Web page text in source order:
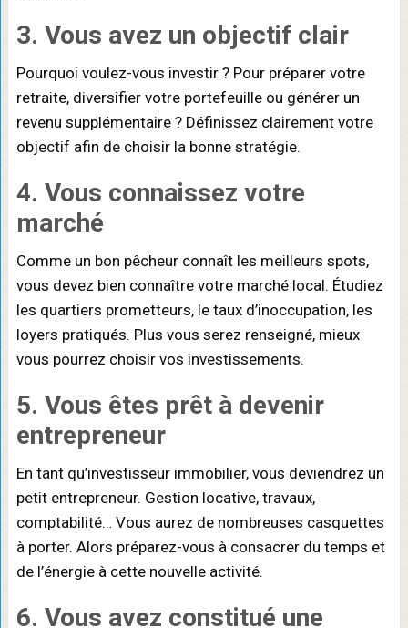
3. Vous avez un objectif clair
Pourquoi voulez-vous investir ? Pour préparer votre
retraite, diversifier votre portefeuille ou générer un
revenu supplémentaire ? Définissez clairement votre
objectif afin de choisir la bonne stratégie.
4. Vous connaissez votre
marché
Comme un bon pêcheur connaît les meilleurs spots,
vous devez bien connaître votre marché local. Étudiez
les quartiers prometteurs, le taux d’inoccupation, les
loyers pratiqués. Plus vous serez renseigné, mieux
vous pourrez choisir vos investissements.
5. Vous êtes prêt à devenir
entrepreneur
En tant qu’investisseur immobilier, vous deviendrez un
petit entrepreneur. Gestion locative, travaux,
comptabilité… Vous aurez de nombreuses casquettes
à porter. Alors préparez-vous à consacrer du temps et
de l’énergie à cette nouvelle activité.
6. Vous avez constitué une